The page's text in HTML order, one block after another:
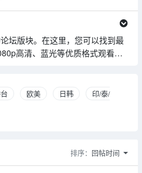
坛版块。在这里，您可以找到最
高清、蓝光等优质格式观看，
欧美 日韩
印/泰/
排序： 回帖时间